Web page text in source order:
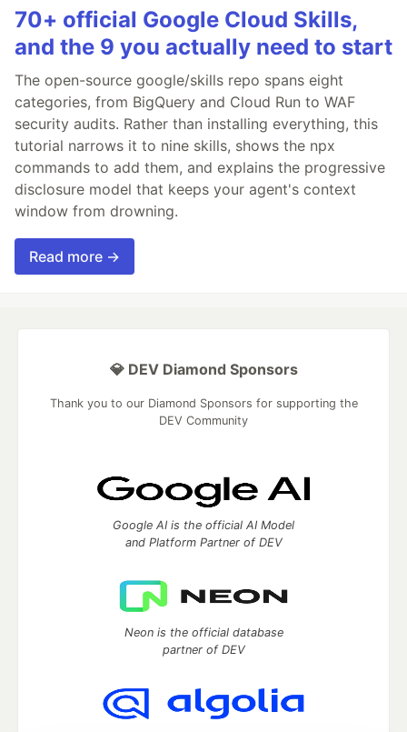
70+ official Google Cloud Skills,
and the 9 you actually need to start
The open-source google/skills repo spans eight
categories, from BigQuery and Cloud Run to WAF
security audits. Rather than installing everything, this
tutorial narrows it to nine skills, shows the npx
commands to add them, and explains the progressive
disclosure model that keeps your agent's context
window from drowning.
Read more →
💎 DEV Diamond Sponsors
Thank you to our Diamond Sponsors for supporting the
DEV Community
Google AI is the official AI Model
and Platform Partner of DEV
Neon is the official database
partner of DEV